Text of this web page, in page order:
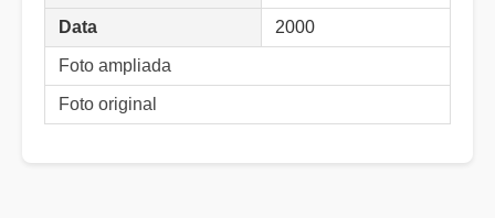
Data 2000
Foto ampliada
Foto original